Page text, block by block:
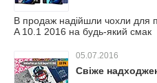
В продаж надійшли чохли для
A 10.1 2016 на будь-який смак
05.07.2016
Свіже